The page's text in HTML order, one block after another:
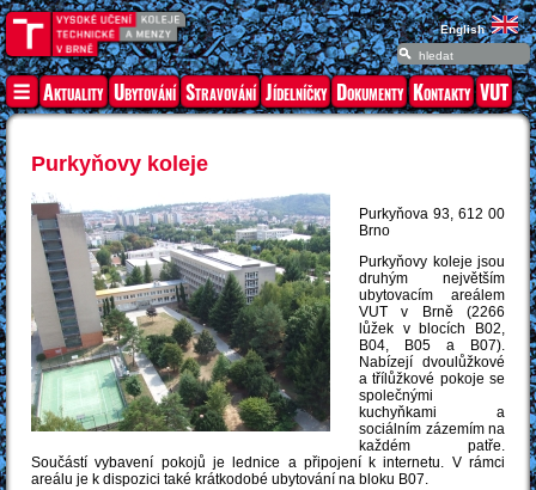
English
Aktuality Ubytování Stravování Jídelníčky Dokumenty Kontakty VUT
Purkyňovy koleje
Purkyňova 93, 612 00
Brno
Purkyňovy koleje jsou
druhým největším
ubytovacím areálem
VUT v Brně (2266
lůžek v blocích B02,
B04, B05 a B07).
Nabízejí dvoulůžkové
a třílůžkové pokoje se
společnými
kuchyňkami a
sociálním zázemím na
každém patře.
Součástí vybavení pokojů je lednice a připojení k internetu. V rámci
areálu je k dispozici také krátkodobé ubytování na bloku B07.